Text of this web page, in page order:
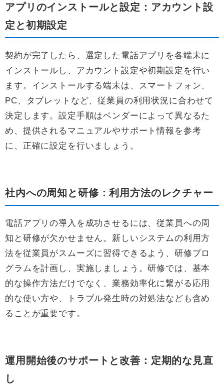
アプリのインストールと設定：アカウント設
定と初期設定
契約が完了したら、選定した電話アプリを各端末に
インストールし、アカウント設定や初期設定を行い
ます。インストールする端末は、スマートフォン、
PC、タブレットなど、従業員の利用状況に合わせて
決定します。設定手順はベンダーによって異なるた
め、提供されるマニュアルやサポート情報を参考
に、正確に設定を行いましょう。
社内への周知と研修：利用方法のレクチャー
電話アプリの導入を成功させるには、従業員への周
知と研修が欠かせません。新しいシステムの利用方
法を従業員がスムーズに習得できるよう、研修プロ
グラムを計画し、実施しましょう。研修では、基本
的な操作方法だけでなく、業務効率化に繋がる応用
的な使い方や、トラブル発生時の対処法なども含め
ることが重要です。
運用開始後のサポートと改善：定期的な見直
し